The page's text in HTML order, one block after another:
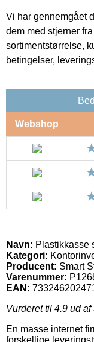
Vi har gennemgået
dem med stjerner
sortimentstørrelse,
betingelser,
Webshop
Navn: Plastikkasse
Kategori:
Producent: Smart
Varenummer:
EAN:
Vurderet til 4.9 ud af
En masse internet
forskellige